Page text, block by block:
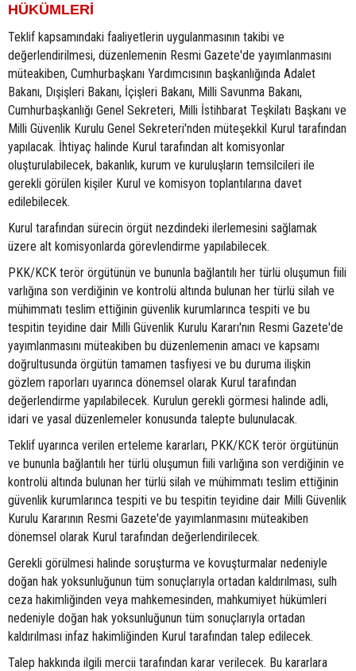
HÜKÜMLERİ
Teklif kapsamındaki faaliyetlerin uygulanmasının takibi ve
değerlendirilmesi, düzenlemenin Resmi Gazete'de yayımlanmasını
müteakiben, Cumhurbaşkanı Yardımcısının başkanlığında Adalet
Bakanı, Dışişleri Bakanı, İçişleri Bakanı, Milli Savunma Bakanı,
Cumhurbaşkanlığı Genel Sekreteri, Milli İstihbarat Teşkilatı Başkanı ve
Milli Güvenlik Kurulu Genel Sekreteri'nden müteşekkil Kurul tarafından
yapılacak. İhtiyaç halinde Kurul tarafından alt komisyonlar
oluşturulabilecek, bakanlık, kurum ve kuruluşların temsilcileri ile
gerekli görülen kişiler Kurul ve komisyon toplantılarına davet
edilebilecek.
Kurul tarafından sürecin örgüt nezdindeki ilerlemesini sağlamak
üzere alt komisyonlarda görevlendirme yapılabilecek.
PKK/KCK terör örgütünün ve bununla bağlantılı her türlü oluşumun fiili
varlığına son verdiğinin ve kontrolü altında bulunan her türlü silah ve
mühimmatı teslim ettiğinin güvenlik kurumlarınca tespiti ve bu
tespitin teyidine dair Milli Güvenlik Kurulu Kararı'nın Resmi Gazete'de
yayımlanmasını müteakiben bu düzenlemenin amacı ve kapsamı
doğrultusunda örgütün tamamen tasfiyesi ve bu duruma ilişkin
gözlem raporları uyarınca dönemsel olarak Kurul tarafından
değerlendirme yapılabilecek. Kurulun gerekli görmesi halinde adli,
idari ve yasal düzenlemeler konusunda talepte bulunulacak.
Teklif uyarınca verilen erteleme kararları, PKK/KCK terör örgütünün
ve bununla bağlantılı her türlü oluşumun fiili varlığına son verdiğinin ve
kontrolü altında bulunan her türlü silah ve mühimmatı teslim ettiğinin
güvenlik kurumlarınca tespiti ve bu tespitin teyidine dair Milli Güvenlik
Kurulu Kararının Resmi Gazete'de yayımlanmasını müteakiben
dönemsel olarak Kurul tarafından değerlendirilecek.
Gerekli görülmesi halinde soruşturma ve kovuşturmalar nedeniyle
doğan hak yoksunluğunun tüm sonuçlarıyla ortadan kaldırılması, sulh
ceza hakimliğinden veya mahkemesinden, mahkumiyet hükümleri
nedeniyle doğan hak yoksunluğunun tüm sonuçlarıyla ortadan
kaldırılması infaz hakimliğinden Kurul tarafından talep edilecek.
Talep hakkında ilgili mercii tarafından karar verilecek. Bu kararlara